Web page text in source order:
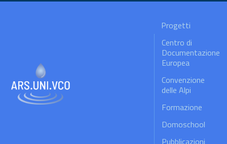
Progetti
Centro di
Documentazione
Europea
Convenzione
delle Alpi
Formazione
Domoschool
Pubblicazioni